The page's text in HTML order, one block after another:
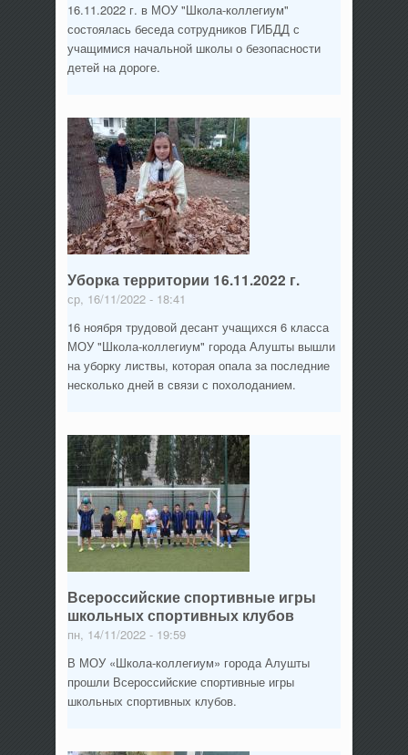
16.11.2022 г. в МОУ "Школа-коллегиум"
состоялась беседа сотрудников ГИБДД с
учащимися начальной школы о безопасности
детей на дороге.
Уборка территории 16.11.2022 г.
ср, 16/11/2022 - 18:41
16 ноября трудовой десант учащихся 6 класса
МОУ "Школа-коллегиум" города Алушты вышли
на уборку листвы, которая опала за последние
несколько дней в связи с похолоданием.
Всероссийские спортивные игры
школьных спортивных клубов
пн, 14/11/2022 - 19:59
В МОУ «Школа-коллегиум» города Алушты
прошли Всероссийские спортивные игры
школьных спортивных клубов.